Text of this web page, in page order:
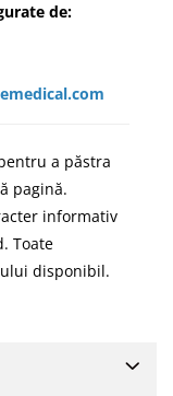
de:
a păstra
pagină.
informativ
Toate
disponibil.